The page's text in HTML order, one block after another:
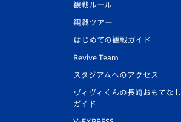
観戦ルール
観戦ツアー
はじめての観戦ガイド
Revive Team
スタジアムへのアクセス
ヴィヴィくんの長崎おもてなし
ガイド